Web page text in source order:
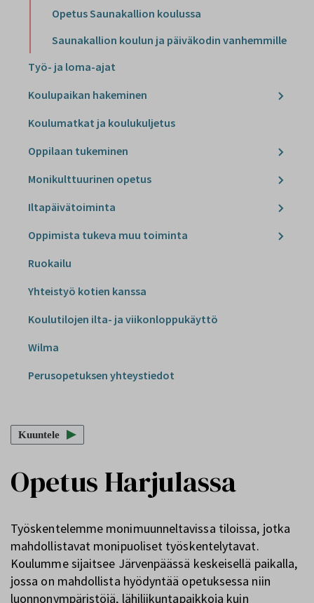
Opetus Saunakallion koulussa
Saunakallion koulun ja päiväkodin vanhemmille
Työ- ja loma-ajat
Koulupaikan hakeminen
Koulumatkat ja koulukuljetus
Oppilaan tukeminen
Monikulttuurinen opetus
Iltapäivätoiminta
Oppimista tukeva muu toiminta
Ruokailu
Yhteistyö kotien kanssa
Koulutilojen ilta- ja viikonloppukäyttö
Wilma
Perusopetuksen yhteystiedot
Kuuntele
Opetus Harjulassa
Työskentelemme monimuunneltavissa tiloissa, jotka
mahdollistavat monipuoliset työskentelytavat.
Koulumme sijaitsee Järvenpäässä keskeisellä paikalla,
jossa on mahdollista hyödyntää opetuksessa niin
luonnonympäristöjä, lähiliikuntapaikkoja kuin